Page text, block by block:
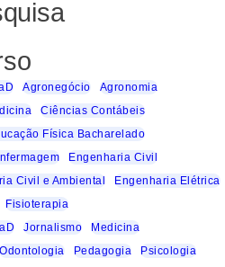
Agronegócio
Agronomia
Ciências Contábeis
Física Bacharelado
Engenharia Civil
Civil e Ambiental
Engenharia Elétrica
Fisioterapia
Jornalismo
Medicina
Odontologia Pedagogia
Psicologia